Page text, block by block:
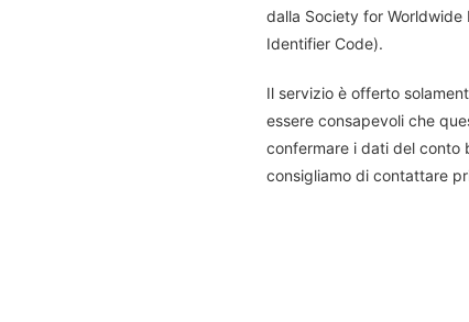
dalla Society for Worldwide
Identifier Code).
Il servizio è offerto
essere consapevoli che
confermare i dati del conto
consigliamo di contattare